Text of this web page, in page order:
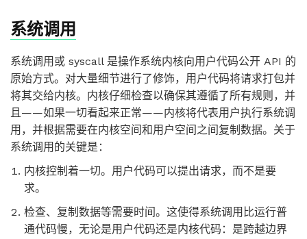
系统调用
系统调用或 syscall 是操作系统内核向用户代码公开 API 的
原始方式。对大量细节进行了修饰，用户代码将请求打包并
将其交给内核。内核仔细检查以确保其遵循了所有规则，并
且——如果一切看起来正常——内核将代表用户执行系统调
用，并根据需要在内核空间和用户空间之间复制数据。关于
系统调用的关键是：
内核控制着一切。用户代码可以提出请求，而不是要
求。
检查、复制数据等需要时间。这使得系统调用比运行普
通代码慢，无论是用户代码还是内核代码：是跨越边界